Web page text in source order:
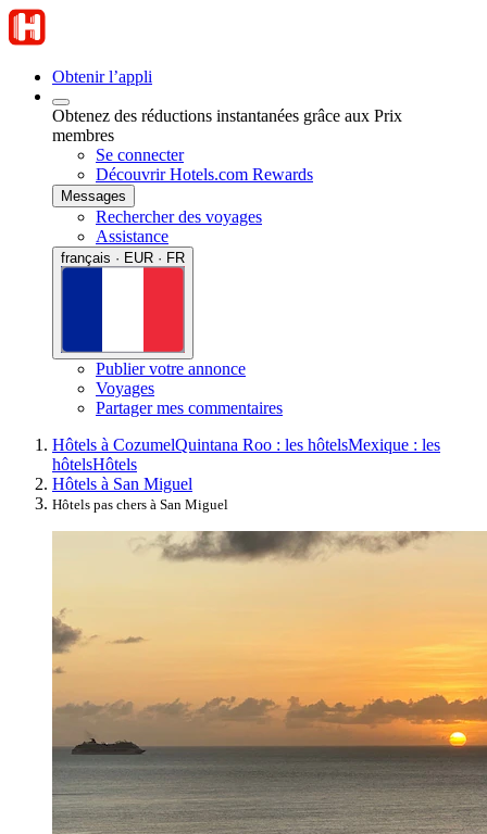
Obtenir l’appli
Obtenez des réductions instantanées grâce aux Prix
membres
Se connecter
Découvrir Hotels.com Rewards
Messages
Rechercher des voyages
Assistance
français · EUR · FR
Publier votre annonce
Voyages
Partager mes commentaires
Hôtels à CozumelQuintana Roo : les hôtelsMexique : les
hôtelsHôtels
Hôtels à San Miguel
Hôtels pas chers à San Miguel